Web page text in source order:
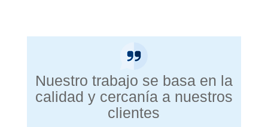
Nuestro trabajo se basa en la
calidad y cercanía a nuestros
clientes